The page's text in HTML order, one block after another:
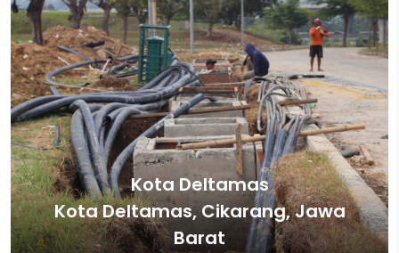
Kota Deltamas
Kota Deltamas, Cikarang, Jawa
Barat